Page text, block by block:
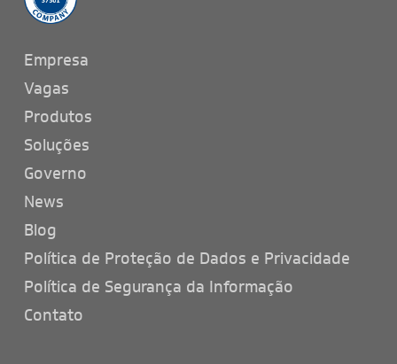
Empresa
Vagas
Produtos
Soluções
Governo
News
Blog
Política de Proteção de Dados e Privacidade
Política de Segurança da Informação
Contato